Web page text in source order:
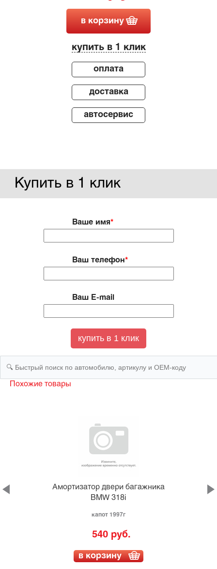
в корзину
купить в 1 клик
оплата
доставка
автосервис
Купить в 1 клик
Ваше имя*
Ваш телефон*
Ваш E-mail
Похожие товары
Амортизатор двери багажника
BMW 318i
капот 1997г
540 руб.
в корзину